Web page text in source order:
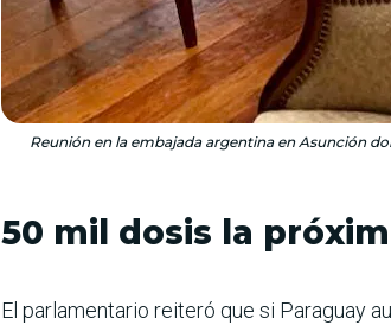
Reunión en la embajada argentina en Asunción
50 mil dosis la
El parlamentario reiteró que si Paraguay